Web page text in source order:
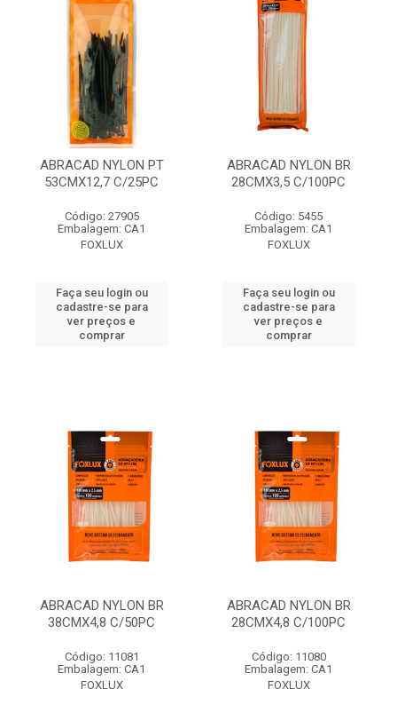
ABRACAD NYLON PT
53CMX12,7 C/25PC
Código: 27905
Embalagem: CA1
FOXLUX
Faça seu login ou
cadastre-se para
ver preços e
comprar
ABRACAD NYLON BR
28CMX3,5 C/100PC
Código: 5455
Embalagem: CA1
FOXLUX
Faça seu login ou
cadastre-se para
ver preços e
comprar
ABRACAD NYLON BR
38CMX4,8 C/50PC
Código: 11081
Embalagem: CA1
FOXLUX
ABRACAD NYLON BR
28CMX4,8 C/100PC
Código: 11080
Embalagem: CA1
FOXLUX